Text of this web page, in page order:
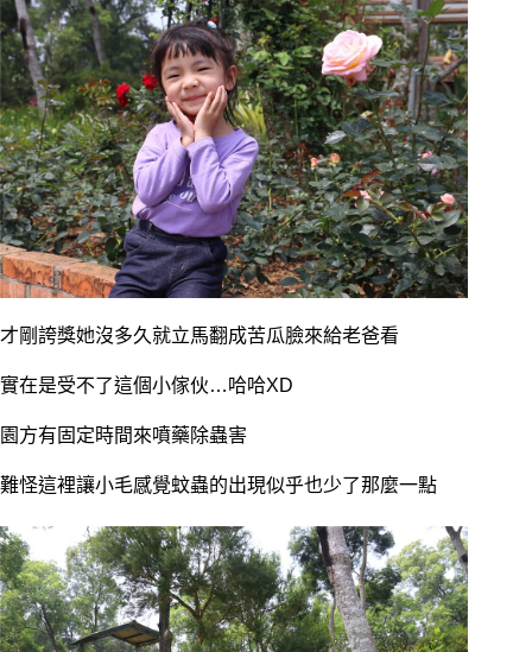
才剛誇獎她沒多久就立馬翻成苦瓜臉來給老爸看
實在是受不了這個小傢伙…哈哈XD
園方有固定時間來噴藥除蟲害
難怪這裡讓小毛感覺蚊蟲的出現似乎也少了那麼一點